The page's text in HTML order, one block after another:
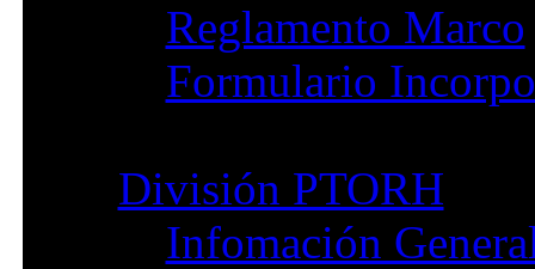
Reglamento Marco
Formulario
División PTORH
Infomación